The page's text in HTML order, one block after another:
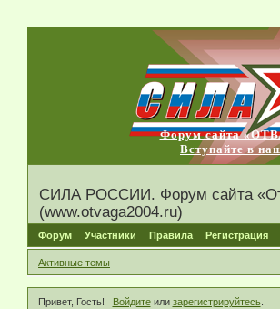
Форум сайта
Вступайте в
СИЛА РОССИИ. Форум сайта
(www.otvaga2004.ru)
Форум Участники Правила Регистрация
Активные темы
Привет, Гость! Войдитеили зарегистрируйтесь.